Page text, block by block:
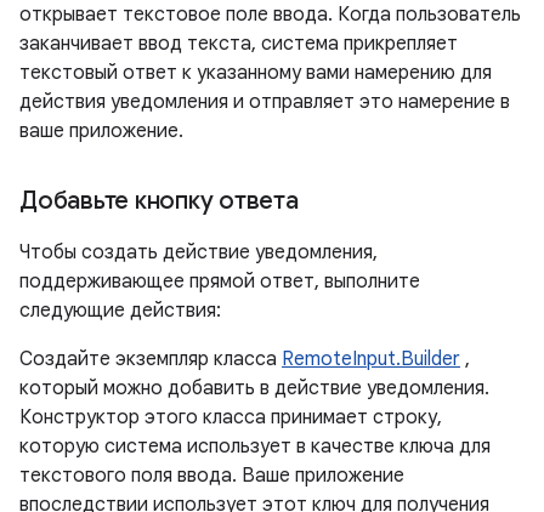
открывает текстовое поле ввода. Когда пользователь
заканчивает ввод текста, система прикрепляет
текстовый ответ к указанному вами намерению для
действия уведомления и отправляет это намерение в
ваше приложение.
Добавьте кнопку ответа
Чтобы создать действие уведомления,
поддерживающее прямой ответ, выполните
следующие действия:
Создайте экземпляр класса RemoteInput.Builder ,
который можно добавить в действие уведомления.
Конструктор этого класса принимает строку,
которую система использует в качестве ключа для
текстового поля ввода. Ваше приложение
впоследствии использует этот ключ для получения